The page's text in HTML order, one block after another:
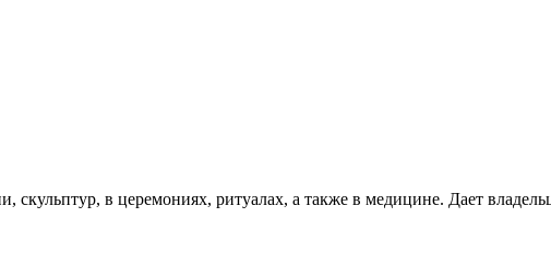
скульптур, в церемониях, ритуалах, а также в медицине. Дает